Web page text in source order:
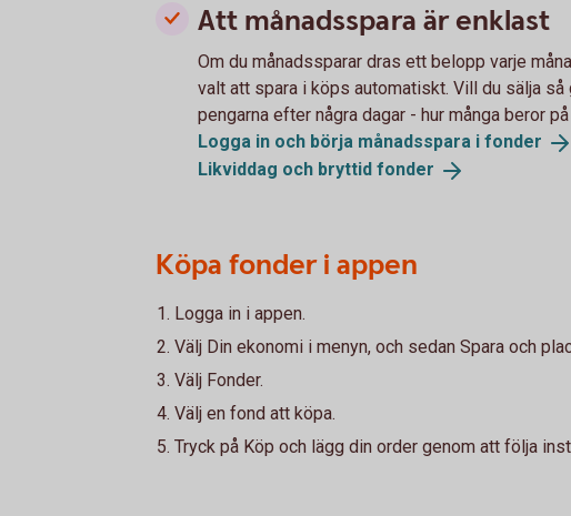
Att månadsspara är enklast
Om du månadssparar dras ett belopp varje
valt att spara i köps automatiskt. Vill du sälja
pengarna efter några dagar - hur många beror
Logga in och börja månadsspara i fonder
Likviddag och bryttid fonder
Köpa fonder i appen
Logga in i appen.
Välj Din ekonomi i menyn, och sedan Spara och
Välj Fonder.
Välj en fond att köpa.
Tryck på Köp och lägg din order genom att följa